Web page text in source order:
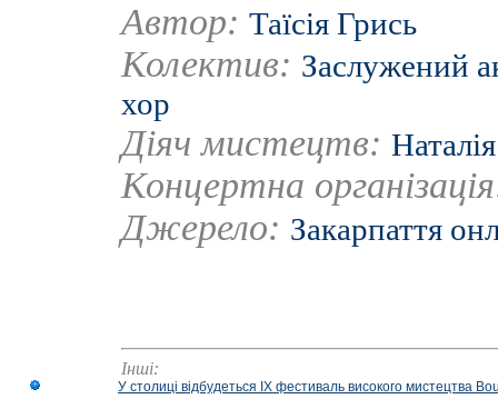
Автор: Таїсія Грись
Колектив: Заслужений
хор
Діяч мистецтв:
Концертна
Джерело: Закарпаття
Інші:
У столиці відбудеться IX фестиваль високого мистецтва